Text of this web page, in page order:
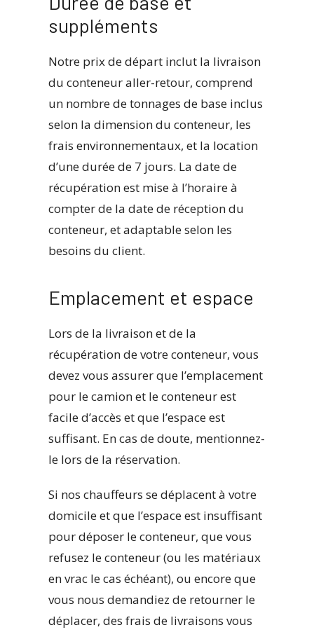
suppléments
Notre prix de départ inclut la livraison
du conteneur aller-retour, comprend
un nombre de tonnages de base inclus
selon la dimension du conteneur, les
frais environnementaux, et la location
d’une durée de 7 jours. La date de
récupération est mise à l’horaire à
compter de la date de réception du
conteneur, et adaptable selon les
besoins du client.
Emplacement et espace
Lors de la livraison et de la
récupération de votre conteneur, vous
devez vous assurer que l’emplacement
pour le camion et le conteneur est
facile d’accès et que l’espace est
suffisant. En cas de doute, mentionnez-
le lors de la réservation.
Si nos chauffeurs se déplacent à votre
domicile et que l’espace est insuffisant
pour déposer le conteneur, que vous
refusez le conteneur (ou les matériaux
en vrac le cas échéant), ou encore que
vous nous demandiez de retourner le
déplacer, des frais de livraisons vous